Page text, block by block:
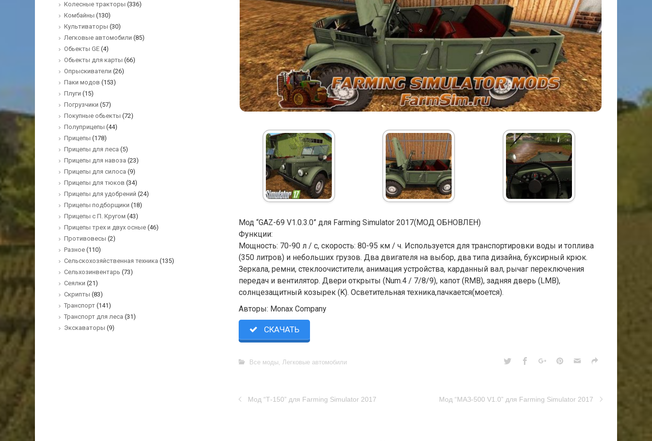
Мод “GAZ-69 V1.0.3.0” для Farming Simulator 2017(МОД ОБНОВЛЕН)
Функции:
Мощность: 70-90 л / с, скорость: 80-95 км / ч. Используется для транспортировки воды и топлива
(350 литров) и небольших грузов. Два двигателя на выбор, два типа дизайна, буксирный крюк.
Зеркала, ремни, стеклоочистители, анимация устройства, карданный вал, рычаг переключения
передач и вентилятор. Двери открыты (Num.4 / 7/8/9), капот (RMB), задняя дверь (LMB),
солнцезащитный козырек (K). Осветительная техника,пачкается(моется).
Авторы: Monax Company
СКАЧАТЬ
Все моды, Легковые автомобили
Мод “Т-150” для Farming Simulator 2017 Мод “МАЗ-500 V1.0” для Farming Simulator 2017
Колесные тракторы (336)
Комбайны (130)
Культиваторы (30)
Легковые автомобили (85)
Обьекты GE (4)
Обьекты для карты (66)
Опрыскиватели (26)
Паки модов (153)
Плуги (15)
Погрузчики (57)
Покупные обьекты (72)
Полуприцепы (44)
Прицепы (178)
Прицепы для леса (5)
Прицепы для навоза (23)
Прицепы для силоса (9)
Прицепы для тюков (34)
Прицепы для удобрений (24)
Прицепы подборщики (18)
Прицепы с П. Кругом (43)
Прицепы трех и двух осные (46)
Противовесы (2)
Разное (110)
Сельскохозяйственная техника (135)
Сельхозинвентарь (73)
Сеялки (21)
Скрипты (83)
Транспорт (141)
Транспорт для леса (31)
Экскаваторы (9)